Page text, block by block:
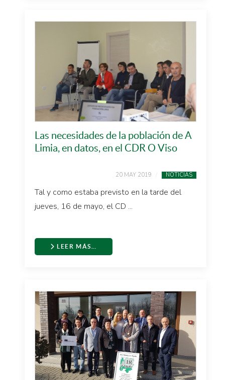
Las necesidades de la población de A
Limia, en datos, en el CDR O Viso
20 MAY 2019 NOTICIAS
Tal y como estaba previsto en la tarde del
jueves, 16 de mayo, el CD ...
LEER MÁS…